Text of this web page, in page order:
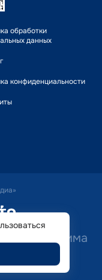
обработки
данных
конфиденциальности
Необходима